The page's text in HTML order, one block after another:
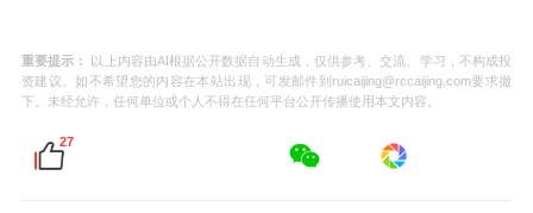
重要提示：
以上内容由AI根据公开数据自动生成，仅供参考、交流、学习，不构成投
资建议。如不希望您的内容在本站出现，可发邮件到ruicaijing@rccaijing.com要求撤
下。未经允许，任何单位或个人不得在任何平台公开传播使用本文内容。
27